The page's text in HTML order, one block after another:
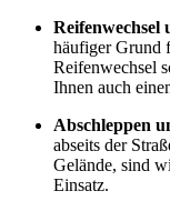
Reifenwechsel
häufiger Grund
Reifenwechsel
Ihnen auch
Abschleppen
abseits der
Gelände, sind
Einsatz.